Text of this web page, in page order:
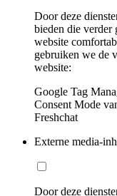
Door deze
bieden die verder
website
gebruiken we de
website:
Google Tag
Consent Mode
Freshchat
Externe media-
Door deze